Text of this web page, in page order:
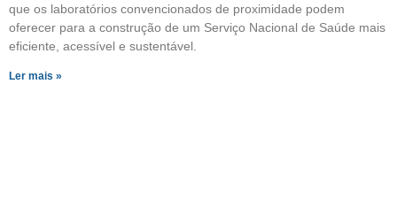
que os laboratórios convencionados de proximidade podem
oferecer para a construção de um Serviço Nacional de Saúde mais
eficiente, acessível e sustentável.
Ler mais »